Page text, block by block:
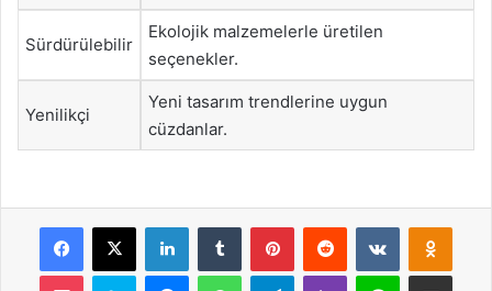
Sürdürülebilir
Ekolojik malzemelerle üretilen
seçenekler.
Yenilikçi
Yeni tasarım trendlerine uygun
cüzdanlar.
Facebook
X LinkedInTumblr PinterestReddit VKontakte
Pocket Skype MessengerWhatsAppTelegramViber Line E-Posta ile